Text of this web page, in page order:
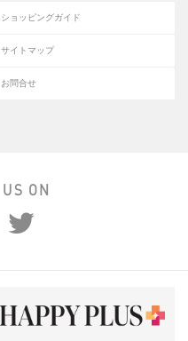
ショッピングガイド
サイトマップ
お問合せ